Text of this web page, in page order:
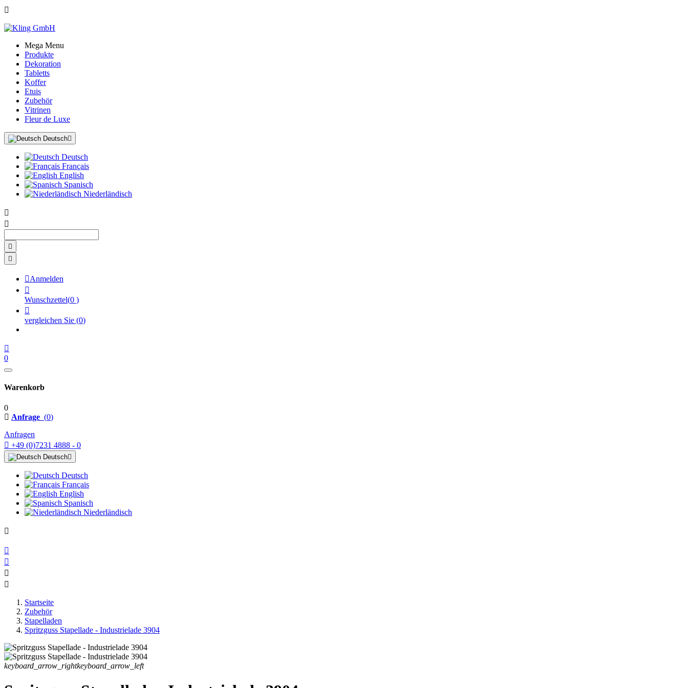

Mega Menu
Produkte
Dekoration
Tabletts
Koffer
Etuis
Zubehör
Vitrinen
Fleur de Luxe
Deutsch
Deutsch
Français
English
Spanisch
Niederländisch




Anmelden

Wunschzettel(0 )

vergleichen Sie (0)

0
Warenkorb
0
Anfrage (0)
Anfragen
 +49 (0)7231 4888 - 0
Deutsch
Deutsch
Français
English
Spanisch
Niederländisch





Startseite
Zubehör
Stapelladen
Spritzguss Stapellade - Industrielade 3904
keyboard_arrow_rightkeyboard_arrow_left